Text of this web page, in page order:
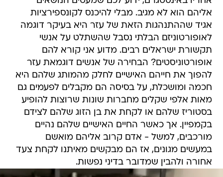
אליהם הוא לא מגיב. מבלי להיכנס לקונספירציות
אגיד שההתנהגות הזאת של עזר היא בעיקר דוגמה
לאופורטוניזם הבלתי נסבל שהשתלט על אנשי
תקשורת ישראלים רבים. מדוע אני קורא להם
אופורטוניסטים? הבחירה של אנשים דוגמאת עזר
להפוך את חייהם האישיים לחלק מהמותג שלהם היא
חכמה ומושכלת, על בסיסה הם מקבלים לפעמים גם
מאות אלפי שקלים מחברות שונות שרוצות להופיע
בסטוריז שלהם או לקחת את בן הזוג שלהם לצידם
בקמפיין. אך כאשר החיים האישיים שלהם נהיים
מורכבים, למשל - אדם קרוב אליהם מואשם
במעשים מגונים, אז הם מבקשים מאיתנו לקחת צעד
אחורה ולהבין שמדובר בדיני נפשות.